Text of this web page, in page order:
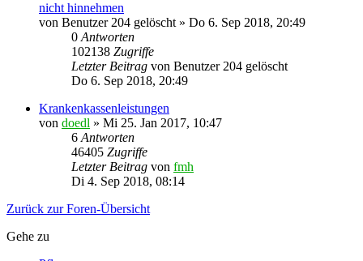
nicht hinnehmen
von Benutzer 204 gelöscht » Do 6. Sep 2018, 20:49
0 Antworten
102138 Zugriffe
Letzter Beitrag von Benutzer 204 gelöscht
Do 6. Sep 2018, 20:49
Krankenkassenleistungen
von doedl » Mi 25. Jan 2017, 10:47
6 Antworten
46405 Zugriffe
Letzter Beitrag von fmh
Di 4. Sep 2018, 08:14
Zurück zur Foren-Übersicht
Gehe zu